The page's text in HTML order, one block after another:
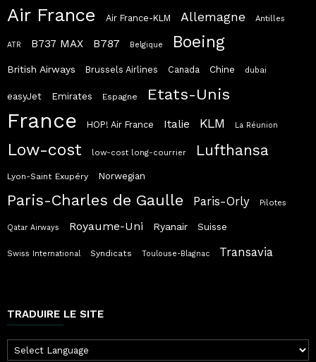
Air France Air France-KLM Allemagne Antilles
ATR B737 MAX B787 Belgique Boeing
British Airways Brussels Airlines Canada Chine dubai
easyJet Emirates Espagne Etats-Unis
France HOP! Air France Italie KLM La Réunion
Low-cost low-cost long-courrier Lufthansa
Lyon-Saint Exupéry Norwegian
Paris-Charles de Gaulle Paris-Orly Pilotes
Qatar Airways Royaume-Uni Ryanair Suisse
Swiss International Syndicats Toulouse-Blagnac Transavia
TRADUIRE LE SITE